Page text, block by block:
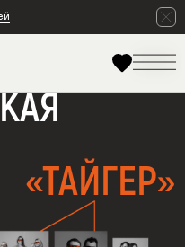
«ТАЙГЕР»